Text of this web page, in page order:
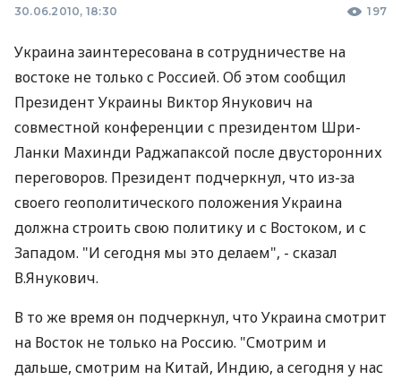
30.06.2010, 18:30 197
Украина заинтересована в сотрудничестве на
востоке не только с Россией. Об этом сообщил
Президент Украины Виктор Янукович на
совместной конференции с президентом Шри-
Ланки Махинди Раджапаксой после двусторонних
переговоров. Президент подчеркнул, что из-за
своего геополитического положения Украина
должна строить свою политику и с Востоком, и с
Западом. "И сегодня мы это делаем", - сказал
В.Янукович.
В то же время он подчеркнул, что Украина смотрит
на Восток не только на Россию. "Смотрим и
дальше, смотрим на Китай, Индию, а сегодня у нас